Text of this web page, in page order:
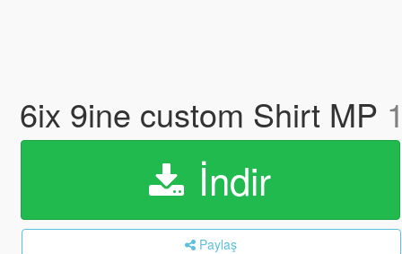
6ix 9ine custom Shirt MP
İndir
Paylaş